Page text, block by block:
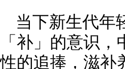
当下新生代年
「补」的意识
性的追捧，滋补